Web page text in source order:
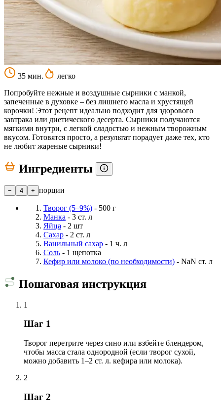
35 мин.
легко
Попробуйте нежные и воздушные сырники с манкой,
запеченные в духовке – без лишнего масла и хрустящей
корочки! Этот рецепт идеально подходит для здорового
завтрака или диетического десерта. Сырники получаются
мягкими внутри, с легкой сладостью и нежным творожным
вкусом. Готовятся просто, а результат порадует даже тех, кто
не любит жареные сырники!
Ингредиенты
− 4 + порции
Творог (5–9%) - 500 г
Манка - 3 ст. л
Яйца - 2 шт
Сахар - 2 ст. л
Ванильный сахар - 1 ч. л
Соль - 1 щепотка
Кефир или молоко (по необходимости) - NaN ст. л
Пошаговая инструкция
1
Шаг 1
Творог перетрите через сино или взбейте блендером,
чтобы масса стала однородной (если творог сухой,
можно добавить 1–2 ст. л. кефира или молока).
2
Шаг 2